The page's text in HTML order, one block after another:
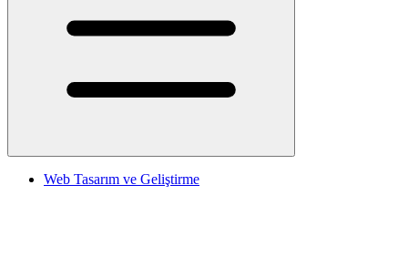
Web Tasarım ve Geliştirme